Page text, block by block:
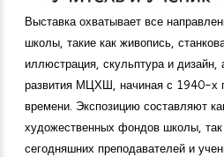
Выставка охватывает все
школы, такие как живопись,
иллюстрация, скульптура и дизайн,
развития МЦХШ, начиная с 1940-х
времени. Экспозицию составляют
художественных фондов школы,
сегодняшних преподавателей и